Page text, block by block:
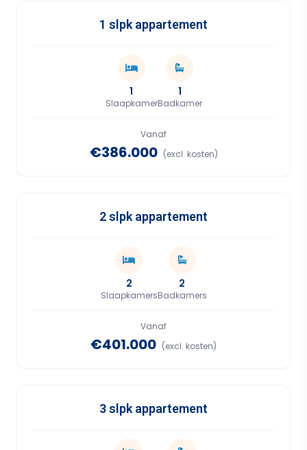
1 slpk appartement
1
Slaapkamer
1
Badkamer
Vanaf
€386.000 (excl. kosten)
2 slpk appartement
2
Slaapkamers
2
Badkamers
Vanaf
€401.000 (excl. kosten)
3 slpk appartement